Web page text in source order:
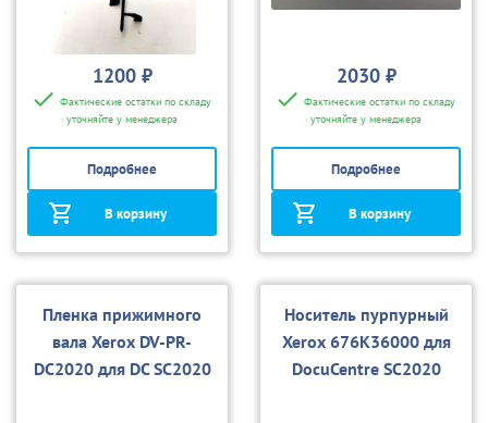
1200 ₽
Фактические остатки по складу
уточняйте у менеджера
Подробнее
В корзину
2030 ₽
Фактические остатки по складу
уточняйте у менеджера
Подробнее
В корзину
Пленка прижимного
вала Xerox DV-PR-
DC2020 для DC SC2020
Носитель пурпурный
Xerox 676K36000 для
DocuCentre SC2020